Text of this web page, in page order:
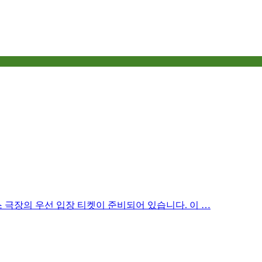
극장의 우선 입장 티켓이 준비되어 있습니다. 이 …